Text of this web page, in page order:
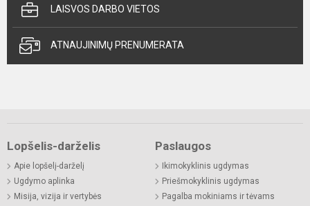
LAISVOS DARBO VIETOS
ATNAUJINIMŲ PRENUMERATA
Lopšelis-darželis
Apie lopšelį-darželį
Ugdymo aplinka
Misija, vizija ir vertybės
Paslaugos
Ikimokyklinis ugdymas
Priešmokyklinis ugdymas
Pagalba mokiniams ir tėvams